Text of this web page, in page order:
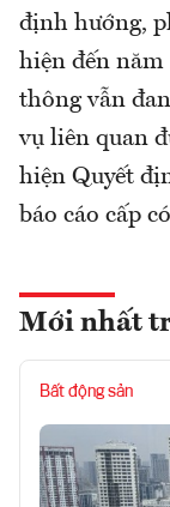
định hướng,
hiện đến năm
thông vẫn
vụ liên quan
hiện Quyết
báo cáo cấp
Mới nhất
Bất động sản